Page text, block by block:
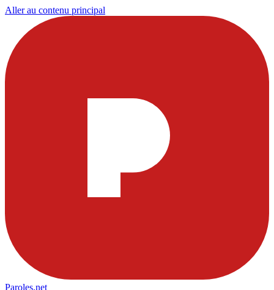
Aller au contenu principal
Paroles.net